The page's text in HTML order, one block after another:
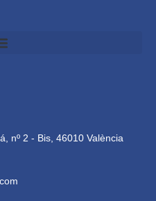
nº 2 - Bis, 46010 València